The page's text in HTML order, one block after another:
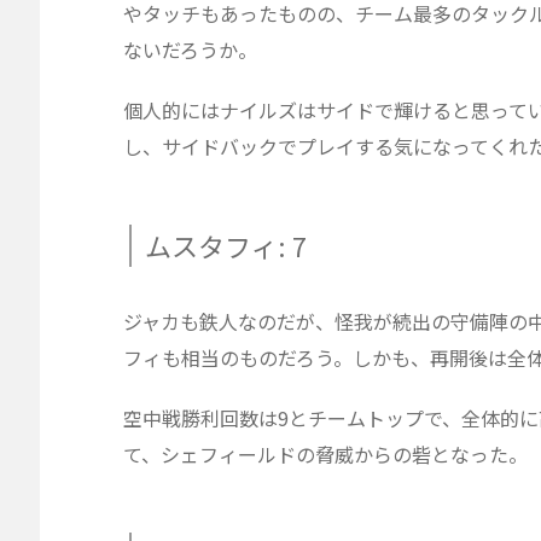
やタッチもあったものの、チーム最多のタッ
ないだろうか。
個人的にはナイルズはサイドで輝けると思っ
し、サイドバックでプレイする気になってく
ムスタフィ: 7
ジャカも鉄人なのだが、怪我が続出の守備陣
フィも相当のものだろう。しかも、再開後は
空中戦勝利回数は9とチームトップで、全体的
て、シェフィールドの脅威からの砦となった。